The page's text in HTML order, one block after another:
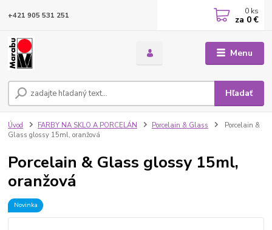
Menu
Hľadať
+421 905 531 251 0 ks
za 0 €
Úvod FARBY NA SKLO A PORCELÁN Porcelain & Glass
Porcelain &
Glass glossy 15ml, oranžová
Porcelain & Glass glossy 15ml,
oranžová
Novinka